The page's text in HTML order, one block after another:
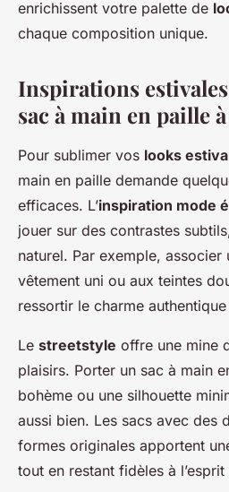
enrichissent votre palette de
chaque composition unique.
Inspirations
sac à main en paille
Pour sublimer vos looks
main en paille demande
efficaces. L’inspiration mode
jouer sur des contrastes
naturel. Par exemple, associer
vêtement uni ou aux teintes
ressortir le charme
Le streetstyle offre une mine
plaisirs. Porter un sac à main
bohème ou une silhouette
aussi bien. Les sacs avec des
formes originales apportent
tout en restant fidèles à l’esprit